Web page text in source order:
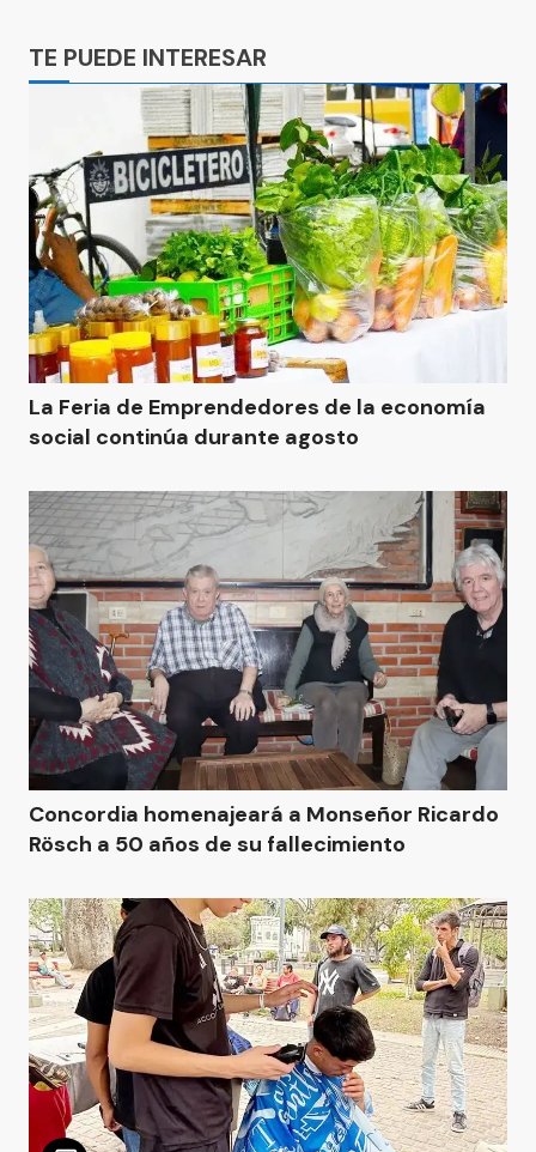
TE PUEDE INTERESAR
La Feria de Emprendedores de la economía
social continúa durante agosto
Concordia homenajeará a Monseñor Ricardo
Rösch a 50 años de su fallecimiento